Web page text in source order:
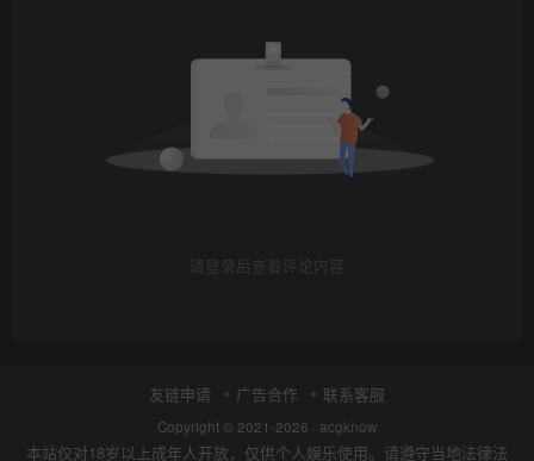
请登录后查看评论内容
友链申请 广告合作 联系客服
Copyright © 2021-2026 · acgknow
本站仅对18岁以上成年人开放，仅供个人娱乐使用。请遵守当地法律法